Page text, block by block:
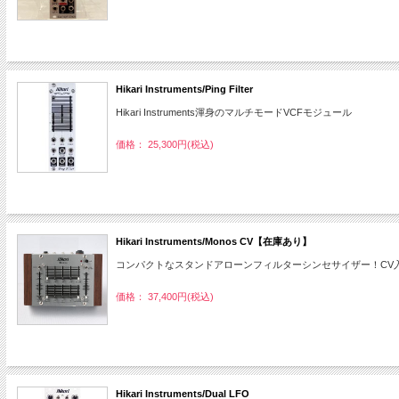
Hikari Instruments/Ping Filter
Hikari Instruments渾身のマルチモードVCFモジュール
価格： 25,300円(税込)
Hikari Instruments/Monos CV【在庫あり】
コンパクトなスタンドアローンフィルターシンセサイザー！CV
価格： 37,400円(税込)
Hikari Instruments/Dual LFO